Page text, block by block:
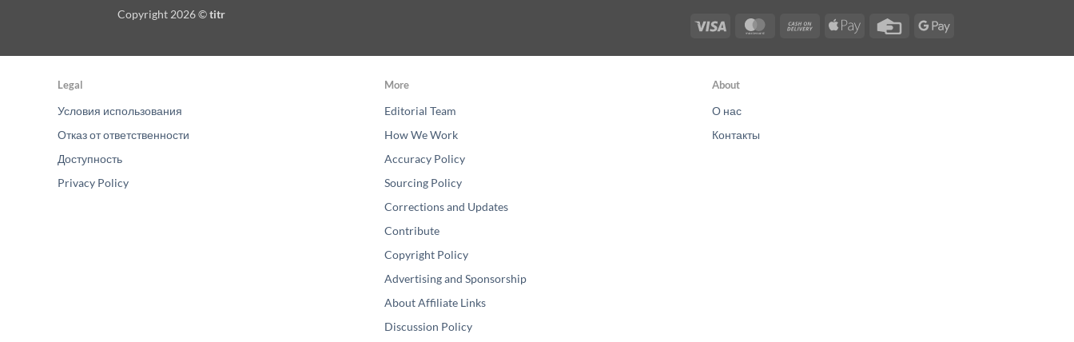
Visa MasterCardCash
Apple
Credit
Google
Copyright 2026 ©titr
Legal
Условия использования
Отказ от ответственности
Доступность
Privacy Policy
More
Editorial Team
How We Work
Accuracy Policy
Sourcing Policy
Corrections and Updates
Contribute
Copyright Policy
Advertising and Sponsorship
About Affiliate Links
Discussion Policy
About
О нас
Контакты